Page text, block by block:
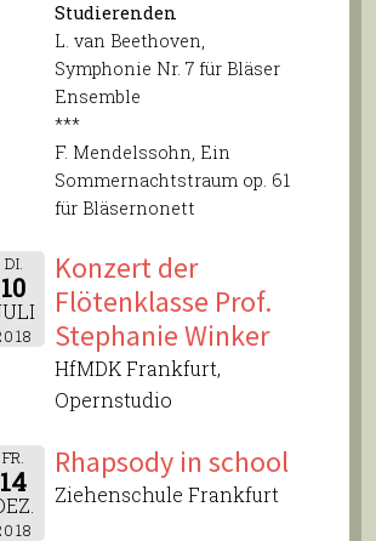
Studierenden
L. van Beethoven,
Symphonie Nr. 7 für Bläser
Ensemble
***
F. Mendelssohn, Ein
Sommernachtstraum op. 61
für Bläsernonett
DI.
10
Konzert der
Flötenklasse Prof.
Stephanie Winker
HfMDK Frankfurt,
Opernstudio
FR.
14
Rhapsody in school
Ziehenschule Frankfurt